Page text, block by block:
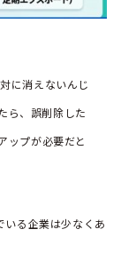
に消えないんじ
ら、誤削除した
ップが必要だと
いる企業は少なくあ